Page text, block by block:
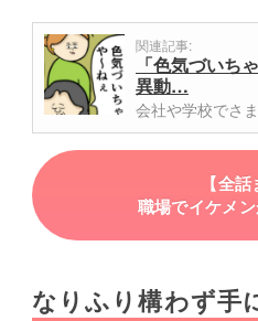
関連記事:
「色気づいち
異動…
会社や学校でさ
【全
職場でイケメ
なりふり構わず手